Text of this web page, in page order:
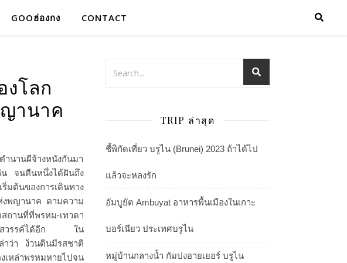
GOOฮ่องกง CONTACT
งโลก
านาค
นานผีจ้างหนังกันมา
น จนคืนหนึ่งได้ฝันถึง
มต้นของการเดินทาง
งพญานาค ตามความ
ถานที่ที่พรหม-เทวดา
ขึ้นสวรรค์ได้อีก ใน
ว่า ง้วนดินมีรสชาติ
หล่าพรหมหายไปจน
TRIP ล่าสุด
ชี้พิกัดเที่ยว บรูไน (Brunei) 2023 ถ้าได้ไป
แล้วจะหลงรัก
อัมบูยัต Ambuyat อาหารพื้นเมืองในเกาะ
บอร์เนียว ประเทศบรูไน
หมู่บ้านกลางน้ำ กัมปงอายเยอร์ บรูไน